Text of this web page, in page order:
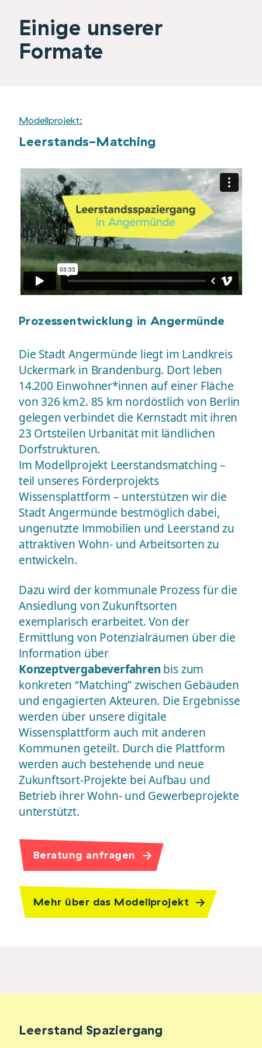
Einige unserer
Formate
Modellprojekt:
Leerstands-Matching
Prozessentwicklung in Angermünde
Die Stadt Angermünde liegt im Landkreis
Uckermark in Brandenburg. Dort leben
14.200 Einwohner*innen auf einer Fläche
von 326 km2. 85 km nordöstlich von Berlin
gelegen verbindet die Kernstadt mit ihren
23 Ortsteilen Urbanität mit ländlichen
Dorfstrukturen.
Im Modellprojekt Leerstandsmatching –
teil unseres Förderprojekts
Wissensplattform – unterstützen wir die
Stadt Angermünde bestmöglich dabei,
ungenutzte Immobilien und Leerstand zu
attraktiven Wohn- und Arbeitsorten zu
entwickeln.
Dazu wird der kommunale Prozess für die
Ansiedlung von Zukunftsorten
exemplarisch erarbeitet. Von der
Ermittlung von Potenzialräumen über die
Information über
Konzeptvergabeverfahren bis zum
konkreten “Matching” zwischen Gebäuden
und engagierten Akteuren. Die Ergebnisse
werden über unsere digitale
Wissensplattform auch mit anderen
Kommunen geteilt. Durch die Plattform
werden auch bestehende und neue
Zukunftsort-Projekte bei Aufbau und
Betrieb ihrer Wohn- und Gewerbeprojekte
unterstützt.
Beratung anfragen
Mehr über das Modellprojekt
Leerstand Spaziergang